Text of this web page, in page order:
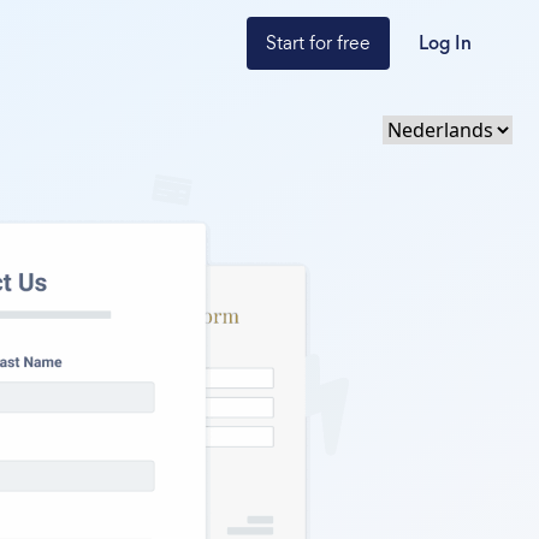
Start for free Log In